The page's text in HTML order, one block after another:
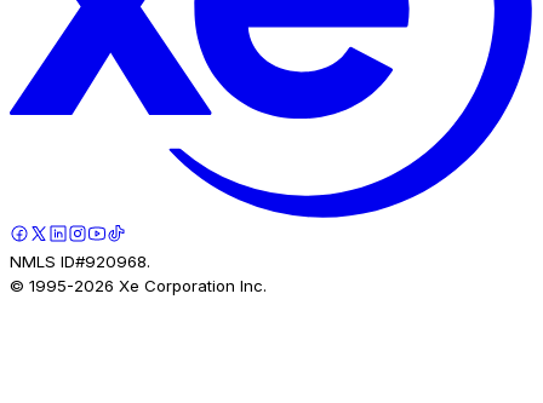
NMLS ID#920968.
© 1995-2026 Xe Corporation Inc.